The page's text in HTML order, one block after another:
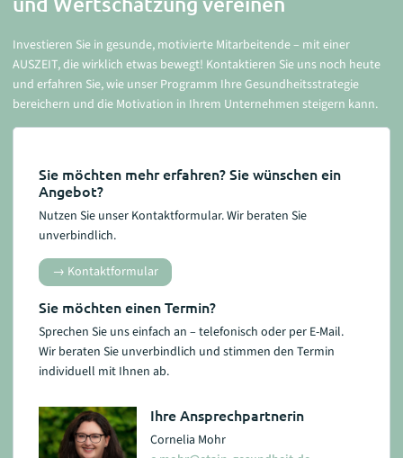
Investieren Sie in gesunde, motivierte Mitarbeitende – mit einer
AUSZEIT, die wirklich etwas bewegt! Kontaktieren Sie uns noch heute
und erfahren Sie, wie unser Programm Ihre Gesundheitsstrategie
bereichern und die Motivation in Ihrem Unternehmen steigern kann.
Sie möchten mehr erfahren? Sie wünschen ein
Angebot?
Nutzen Sie unser Kontaktformular. Wir beraten Sie
unverbindlich.
Kontaktformular
Sie möchten einen Termin?
Sprechen Sie uns einfach an – telefonisch oder per E-Mail.
Wir beraten Sie unverbindlich und stimmen den Termin
individuell mit Ihnen ab.
Ihre Ansprechpartnerin
Cornelia Mohr